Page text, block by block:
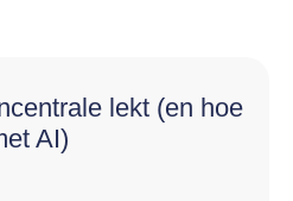
lekt (en hoe
AI)